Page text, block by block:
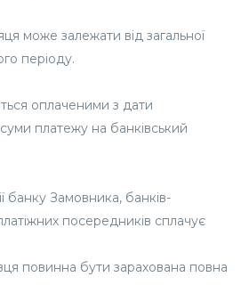
може залежати від загальної
періоду.
оплаченими з дати
платежу на банківський
банку Замовника, банків-
посередників сплачує
повинна бути зарахована повна